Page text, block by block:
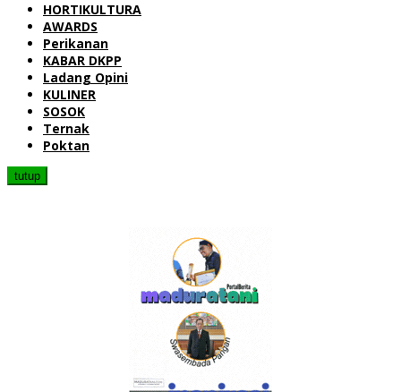
HORTIKULTURA
AWARDS
Perikanan
KABAR DKPP
Ladang Opini
KULINER
SOSOK
Ternak
Poktan
tutup